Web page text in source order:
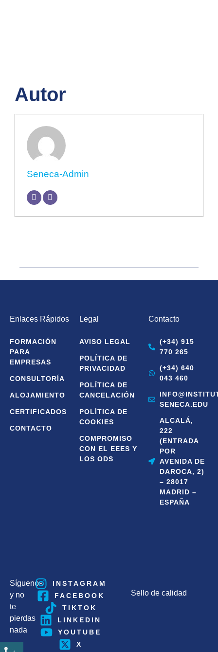
Autor
Seneca-Admin
Enlaces Rápidos
FORMACIÓN
PARA
EMPRESAS
CONSULTORÍA
ALOJAMIENTO
CERTIFICADOS
CONTACTO
Legal
AVISO LEGAL
POLÍTICA DE
PRIVACIDAD
POLÍTICA DE
CANCELACIÓN
POLÍTICA DE
COOKIES
COMPROMISO
CON EL EEES Y
LOS ODS
Contacto
(+34) 915
770 265
(+34) 640
043 460
SENECA.EDU
ALCALÁ,
222
(ENTRADA
POR
AVENIDA DE
DAROCA, 2)
– 28017
MADRID –
ESPAÑA
Síguenos
y no
te
pierdas
nada
INSTAGRAM
FACEBOOK
TIKTOK
LINKEDIN
YOUTUBE
X
Sello de calidad